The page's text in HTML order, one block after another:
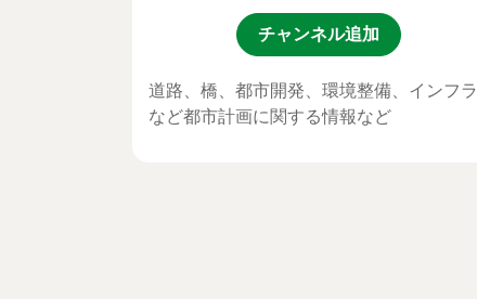
道路、橋、都市開発、環境整備、インフラ
など都市計画に関する情報など